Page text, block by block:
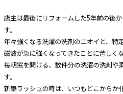
店主は最後にリフォームした5年前の後
す。
年々強くなる洗濯の洗剤のニオイと、特
磁波が急に強くなってきたことに苦しく
毎朝窓を開ける、数件分の洗濯の洗剤や
す。
新築ラッシュの時は、いつもどこからか